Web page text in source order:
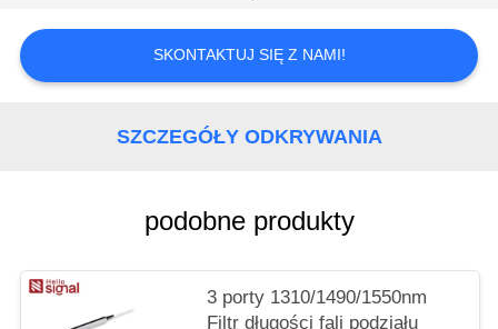
SKONTAKTUJ SIĘ Z NAMI!
SZCZEGÓŁY ODKRYWANIA
podobne produkty
3 porty 1310/1490/1550nm
Filtr długości fali podziału